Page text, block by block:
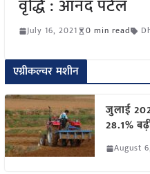
वृद्धि : आनंद पटेल
July 16, 2021 0 min read
एग्रीकल्चर मशीन
जुलाई
28.1%
August